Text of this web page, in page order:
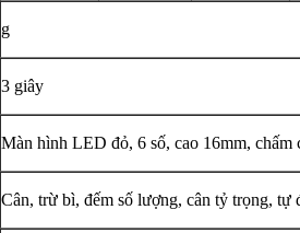
g
3 giây
Màn hình LED đỏ, 6 số, cao 16mm, chấm
Cân, trừ bì, đếm số lượng, cân tỷ trọng, tự